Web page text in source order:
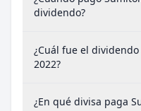
dividendo?
¿Cuál fue el
2022?
¿En qué divisa paga